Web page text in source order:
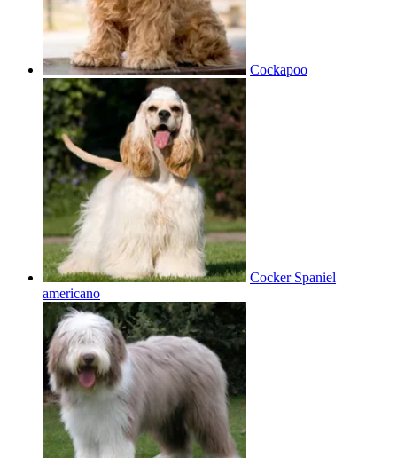
Cockapoo
Cocker Spaniel
americano